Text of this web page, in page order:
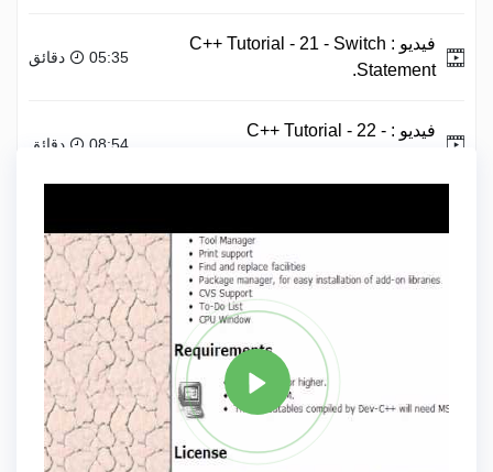
فيديو : C++ Tutorial - 21 - Switch
Statement.
05:35 دقائق
فيديو : C++ Tutorial - 22 -
08:54 دقائق
مشاركة